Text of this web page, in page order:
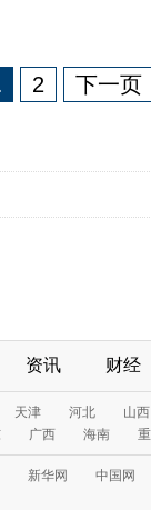
2 下一页
资讯 财经
天津 河北
山西
广西 海南
新华网
中国网